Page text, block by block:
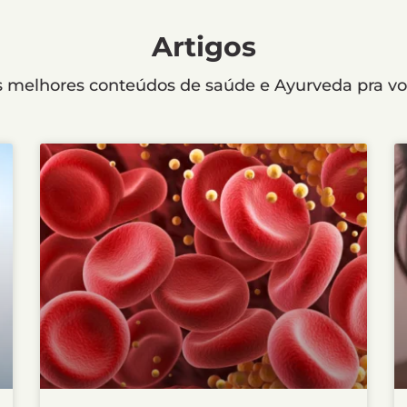
Artigos
melhores conteúdos de saúde e Ayurveda pra